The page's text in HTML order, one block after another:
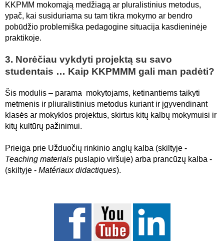
KKPMM mokomąją medžiagą ar pluralistinius metodus,
ypač, kai susiduriama su tam tikra mokymo ar bendro
pobūdžio problemiška pedagogine situacija kasdieninėje
praktikoje.
3. Norėčiau vykdyti projektą su savo
studentais … Kaip KKPMMM gali man padėti?
Šis modulis – parama mokytojams, ketinantiems taikyti
metmenis ir pliuralistinius metodus kuriant ir įgyvendinant
klasės ar mokyklos projektus, skirtus kitų kalbų mokymuisi ir
kitų kultūrų pažinimui.
Prieiga prie Užduočių rinkinio anglų kalba (skiltyje -
Teaching materials puslapio viršuje) arba prancūzų kalba -
(skiltyje - Matériaux didactiques).